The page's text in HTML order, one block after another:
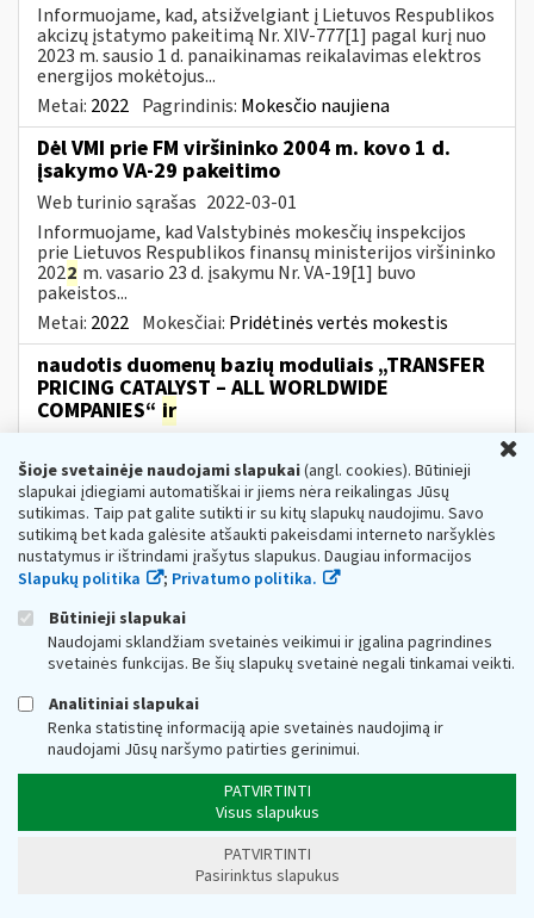
Informuojame, kad, atsižvelgiant į Lietuvos Respublikos
akcizų įstatymo pakeitimą Nr. XIV-777[1] pagal kurį nuo
2023 m. sausio 1 d. panaikinamas reikalavimas elektros
energijos mokėtojus...
Metai: 2022 Pagrindinis: Mokesčio naujiena
Dėl VMI prie FM viršininko 2004 m. kovo 1 d.
įsakymo VA-29 pakeitimo
Web turinio sąrašas 2022-03-01
Informuojame, kad Valstybinės mokesčių inspekcijos
prie Lietuvos Respublikos finansų ministerijos viršininko
2022 m. vasario 23 d. įsakymu Nr. VA-19[1] buvo
pakeistos...
Metai: 2022 Mokesčiai: Pridėtinės vertės mokestis
naudotis duomenų bazių moduliais „TRANSFER
PRICING CATALYST – ALL WORLDWIDE
COMPANIES“ ir
INFORMACIJA APIE SUDARYTAS SUTARTIS Paslaugų
pirkimai I. PERKANČIOJI ORGANIZACIJA, ADRESAS
KONTAKTINIAI DUOMENYS: I.1. Perkančiosios
organizacijos pavadinimas...
Metai:2022 Pagrindinis:Viešieji pirkimai
Dėl Lietuvos Respublikos PVM įstatymo
papildymo 50-1 straipsniu
pakeitimo
Web turinio sąrašas
2022-05-19
Dažniausiai užduodamus klausimus rasite čia.
Informuojame, kad 2022m. balandžio 26 d. priimtas
Lietuvos Respublikos pridėtinės vertės mokesčio
įstatymo Nr. IX-751...
VMI skelbia rekomendacinio pobūdžio
asmenims, pageidaujantiems
Šioje svetainėje naudojami slapukai(angl. cookies). Būtinieji
slapukai įdiegiami automatiškai ir jiems nėra reikalingas Jūsų
sutikimas. Taip pat galite sutikti ir su kitų slapukų naudojimu. Savo
sutikimą bet kada galėsite atšaukti pakeisdami interneto naršyklės
nustatymus ir ištrindami įrašytus slapukus. Daugiau informacijos
Slapukų politika
; Privatumo politika.
Būtinieji slapukai
Naudojami sklandžiam svetainės veikimui ir įgalina pagrindines
svetainės funkcijas. Be šių slapukų svetainė negali tinkamai veikti.
Analitiniai slapukai
Renka statistinę informaciją apie svetainės naudojimą ir
naudojami Jūsų naršymo patirties gerinimui.
PATVIRTINTI
Visus slapukus
PATVIRTINTI
Pasirinktus slapukus